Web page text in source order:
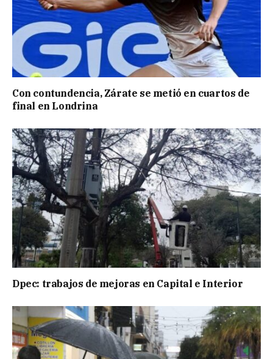
Con contundencia, Zárate se metió en cuartos de
final en Londrina
Dpec: trabajos de mejoras en Capital e Interior